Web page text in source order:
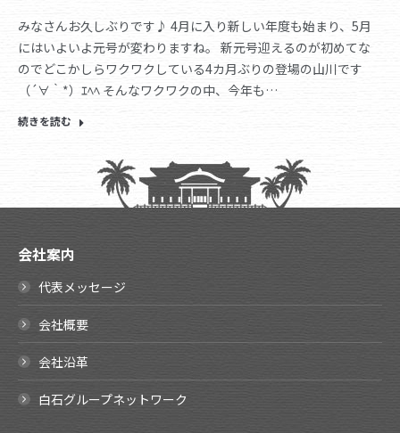
みなさんお久しぶりです♪ 4月に入り新しい年度も始まり、5月
にはいよいよ元号が変わりますね。 新元号迎えるのが初めてな
のでどこかしらワクワクしている4カ月ぶりの登場の山川です
（´∀｀*）ｴﾍﾍ そんなワクワクの中、今年も…
続きを読む
会社案内
代表メッセージ
会社概要
会社沿革
白石グループネットワーク